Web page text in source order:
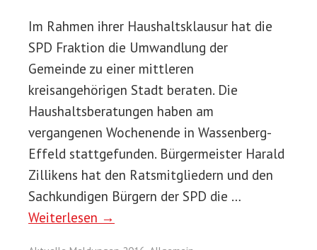
Im Rahmen ihrer Haushaltsklausur hat die
SPD Fraktion die Umwandlung der
Gemeinde zu einer mittleren
kreisangehörigen Stadt beraten. Die
Haushaltsberatungen haben am
vergangenen Wochenende in Wassenberg-
Effeld stattgefunden. Bürgermeister Harald
Zillikens hat den Ratsmitgliedern und den
Sachkundigen Bürgern der SPD die …
Weiterlesen →